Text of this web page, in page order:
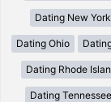
Dating New York
Dating Ohio
Dating Rhode
Dating Tennessee